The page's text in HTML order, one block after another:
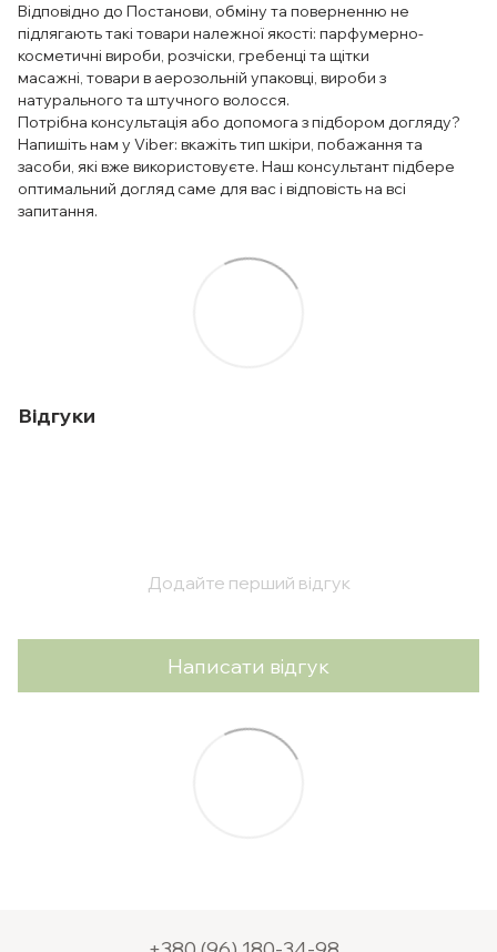
Відповідно до Постанови, обміну та поверненню не
підлягають такі товари належної якості: парфумерно-
косметичні вироби, розчіски, гребенці та щітки
масажні, товари в аерозольній упаковці, вироби з
натурального та штучного волосся.
Потрібна консультація або допомога з підбором догляду?
Напишіть нам у Viber: вкажіть тип шкіри, побажання та
засоби, які вже використовуєте. Наш консультант підбере
оптимальний догляд саме для вас і відповість на всі
запитання.
Відгуки
Додайте перший відгук
Написати відгук